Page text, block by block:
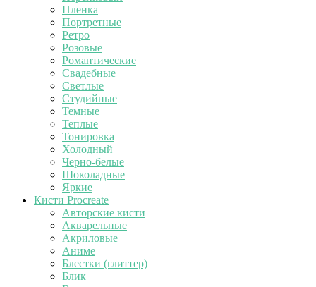
Пленка
Портретные
Ретро
Розовые
Романтические
Свадебные
Светлые
Студийные
Темные
Теплые
Тонировка
Холодный
Черно-белые
Шоколадные
Яркие
Кисти Procreate
Авторские кисти
Акварельные
Акриловые
Аниме
Блестки (глиттер)
Блик